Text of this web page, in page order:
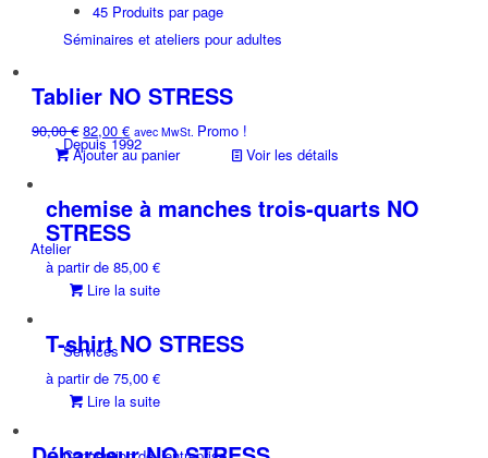
Séminaires et ateliers pour adultes
Depuis 1992
Atelier
Services
45 Produits par page
Tablier NO STRESS
90,00€Le
prix
était :
90,00 €.
82,00€Le
prix
est :
82,00 €.
avec MwSt. Promo !
Ajouter au panier
Voir les détails
chemise à manches trois-quarts NO
STRESS
à partir de85,00€
Lire la suite
T-shirt NO STRESS
à partir de75,00€
Lire la suite